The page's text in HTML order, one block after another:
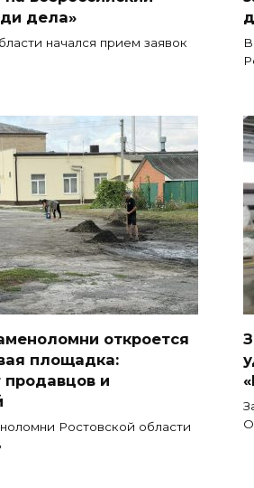
дела»
начался прием заявок
откроется
площадка:
и
Ростовской области